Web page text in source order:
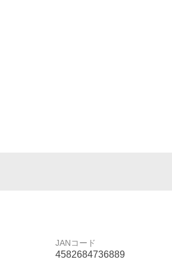
JANコード
4582684736889